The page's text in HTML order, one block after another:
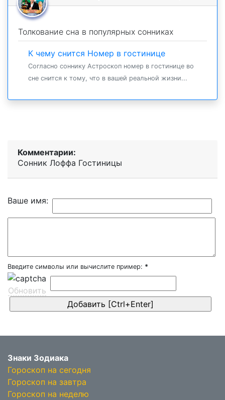
Толкование сна в популярных сонниках
К чему снится Номер в гостинице
Согласно соннику Астроскоп номер в гостинице во
сне снится к тому, что в вашей реальной жизни...
Комментарии:
Сонник Лоффа Гостиницы
Ваше имя:
Введите символы или вычислите пример: *
Обновить
Знаки Зодиака
Гороскоп на сегодня
Гороскоп на завтра
Гороскоп на неделю